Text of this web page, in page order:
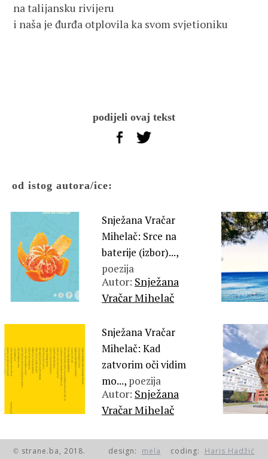
na talijansku rivijeru
i naša je đurđa otplovila ka svom svjetioniku
podijeli ovaj tekst
od istog autora/ice:
Snježana Vračar
Mihelač: Srce na
baterije (izbor)...,
poezija
Autor: Snježana
Vračar Mihelač
Snježana Vračar
Mihelač: Kad
zatvorim oči vidim
mo..., poezija
Autor: Snježana
Vračar Mihelač
© strane.ba, 2018. design: mela coding: Haris Hadžić